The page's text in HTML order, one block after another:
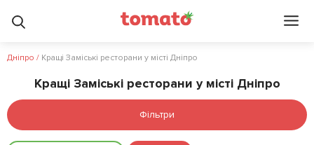
Дніпро / Кращі Заміські ресторани у місті Дніпро
Кращі Заміські ресторани у місті Дніпро
Фільтри